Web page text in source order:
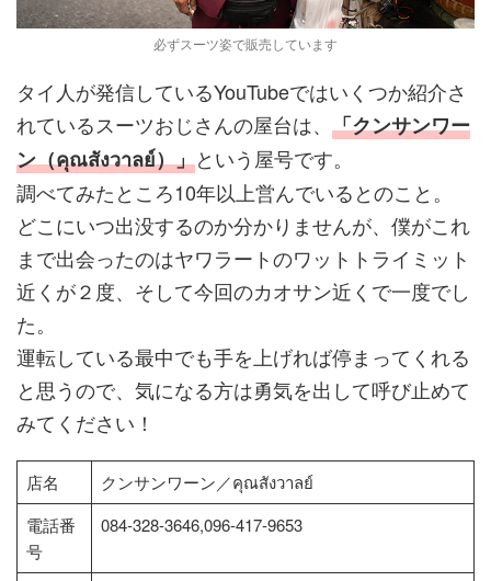
必ずスーツ姿で販売しています
タイ人が発信しているYouTubeではいくつか紹介さ
れているスーツおじさんの屋台は、 「クンサンワー
ン（คุณสังวาลย์）」という屋号です。
調べてみたところ10年以上営んでいるとのこと。
どこにいつ出没するのか分かりませんが、僕がこれ
まで出会ったのはヤワラートのワットトライミット
近くが２度、そして今回のカオサン近くで一度でし
た。
運転している最中でも手を上げれば停まってくれる
と思うので、気になる方は勇気を出して呼び止めて
みてください！
店名
クンサンワーン／คุณสังวาลย์
電話番
号
084-328-3646,096-417-9653